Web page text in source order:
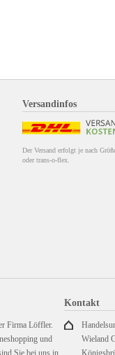
Versandinfos
Der Versand erfolgt je nach
oder trans-o-flex.
Firma Löffler.
und
Sie bei uns in
Kontakt
Wieland